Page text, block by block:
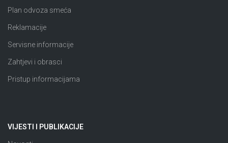
Plan odvoza smeća
Reklamacije
Servisne informacije
Zahtjevi i obrasci
Pristup informacijama
VIJESTI I PUBLIKACIJE